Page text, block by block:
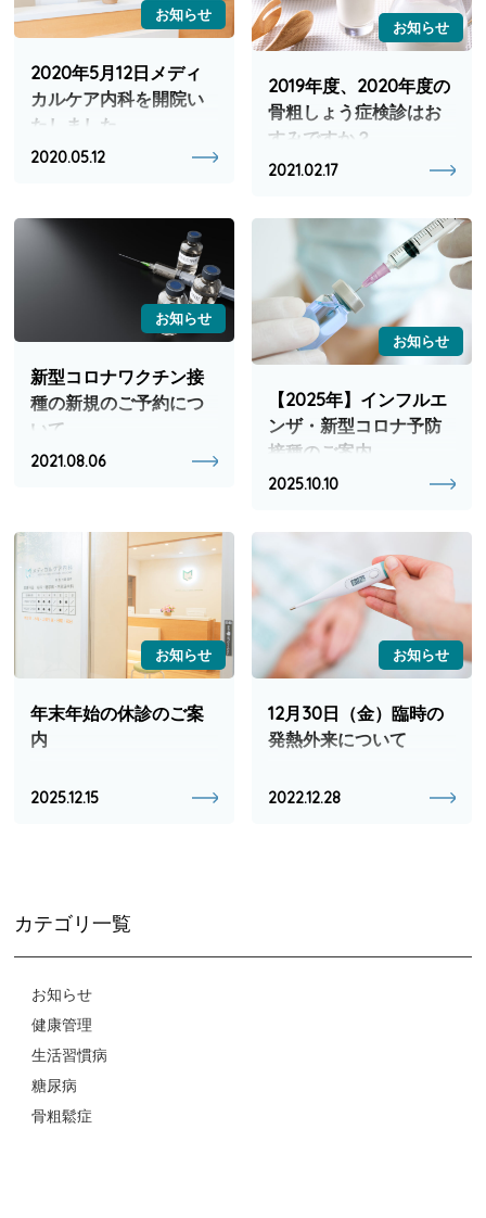
お知らせ
2020年5月12日メディ
カルケア内科を開院い
たしました。
2020.05.12
お知らせ
2019年度、2020年度の
骨粗しょう症検診はお
すみですか？
2021.02.17
お知らせ
新型コロナワクチン接
種の新規のご予約につ
いて
2021.08.06
お知らせ
【2025年】インフルエ
ンザ・新型コロナ予防
接種のご案内
2025.10.10
お知らせ
年末年始の休診のご案
内
2025.12.15
お知らせ
12月30日（金）臨時の
発熱外来について
2022.12.28
カテゴリ一覧
お知らせ
健康管理
生活習慣病
糖尿病
骨粗鬆症